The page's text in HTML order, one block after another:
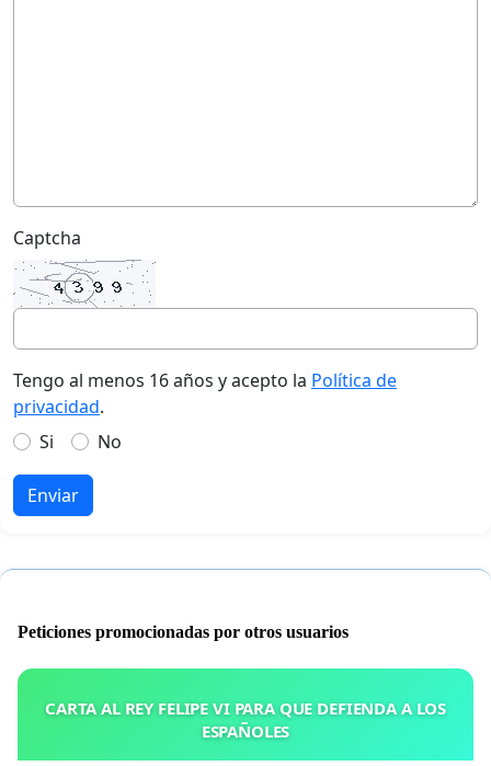
Captcha
Tengo al menos 16 años y acepto la Política de
privacidad.
Si
No
Enviar
Peticiones promocionadas por otros usuarios
CARTA AL REY FELIPE VI PARA QUE DEFIENDA A LOS
ESPAÑOLES